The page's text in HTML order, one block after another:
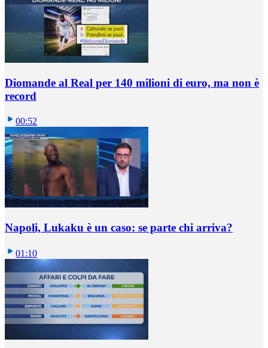
Diomande al Real per 140 milioni di euro, ma non è
record
00:52
Napoli, Lukaku è un caso: se parte chi arriva?
01:10